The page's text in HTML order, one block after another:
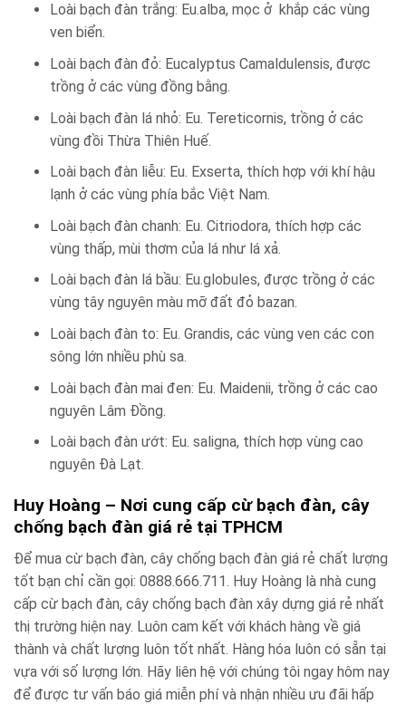
Loài bạch đàn trắng: Eu.alba, mọc ở khắp các vùng
ven biển.
Loài bạch đàn đỏ: Eucalyptus Camaldulensis, được
trồng ở các vùng đồng bằng.
Loài bạch đàn lá nhỏ: Eu. Tereticornis, trồng ở các
vùng đồi Thừa Thiên Huế.
Loài bạch đàn liễu: Eu. Exserta, thích hợp với khí hậu
lạnh ở các vùng phía bắc Việt Nam.
Loài bạch đàn chanh: Eu. Citriodora, thích hợp các
vùng thấp, mùi thơm của lá như lá xả.
Loài bạch đàn lá bầu: Eu.globules, được trồng ở các
vùng tây nguyên màu mỡ đất đỏ bazan.
Loài bạch đàn to: Eu. Grandis, các vùng ven các con
sông lớn nhiều phù sa.
Loài bạch đàn mai đen: Eu. Maidenii, trồng ở các cao
nguyên Lâm Đồng.
Loài bạch đàn ướt: Eu. saligna, thích hợp vùng cao
nguyên Đà Lạt.
Huy Hoàng – Nơi cung cấp cừ bạch đàn, cây
chống bạch đàn giá rẻ tại TPHCM
Để mua cừ bạch đàn, cây chống bạch đàn giá rẻ chất lượng
tốt bạn chỉ cần gọi: 0888.666.711. Huy Hoàng là nhà cung
cấp cừ bạch đàn, cây chống bạch đàn xây dựng giá rẻ nhất
thị trường hiện nay. Luôn cam kết với khách hàng về giá
thành và chất lượng luôn tốt nhất. Hàng hóa luôn có sẵn tại
vựa với số lượng lớn. Hãy liên hệ với chúng tôi ngay hôm nay
để được tư vấn báo giá miễn phí và nhận nhiều ưu đãi hấp